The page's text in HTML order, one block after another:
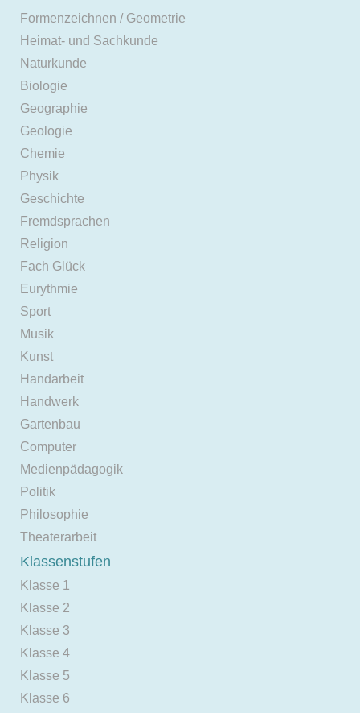
Formenzeichnen / Geometrie
Heimat- und Sachkunde
Naturkunde
Biologie
Geographie
Geologie
Chemie
Physik
Geschichte
Fremdsprachen
Religion
Fach Glück
Eurythmie
Sport
Musik
Kunst
Handarbeit
Handwerk
Gartenbau
Computer
Medienpädagogik
Politik
Philosophie
Theaterarbeit
Klassenstufen
Klasse 1
Klasse 2
Klasse 3
Klasse 4
Klasse 5
Klasse 6